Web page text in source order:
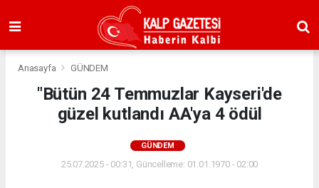
Anasayfa GÜNDEM
"Bütün 24 Temmuzlar Kayseri'de
güzel kutlandı AA'ya 4 ödül
GÜNDEM
25.07.2025 - 00:31, Güncelleme: 01.01.1970 - 02:00